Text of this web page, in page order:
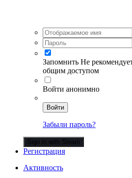
Запомнить Не
общим доступом
Войти анонимно
Войти
Забыли пароль?
Sign in with Steam
Регистрация
Активность